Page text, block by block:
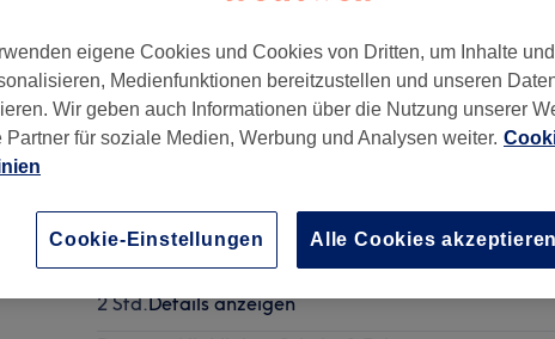
Frisör, Innenstadt I, Frankfurt am Main, 60313
2 Std. 30 Min.Details anzeigen
Damen - Highlights & Föhnen
2 Std.Details anzeigen
eigene Cookies und Cookies von Dritten, um Inhalte
Medienfunktionen bereitzustellen und unseren
Wir geben auch Informationen über die Nutzung unserer
Partner für soziale Medien, Werbung und Analysen weiter.
Cookie-Einstellungen Alle Cookies